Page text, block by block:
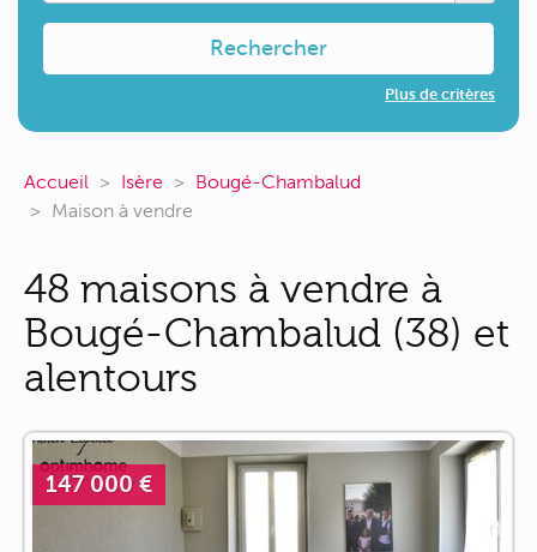
Rechercher
Plus de critères
Accueil Isère
Bougé-Chambalud
Maison à vendre
48 maisons à vendre à
Bougé-Chambalud (38) et
alentours
147 000 €